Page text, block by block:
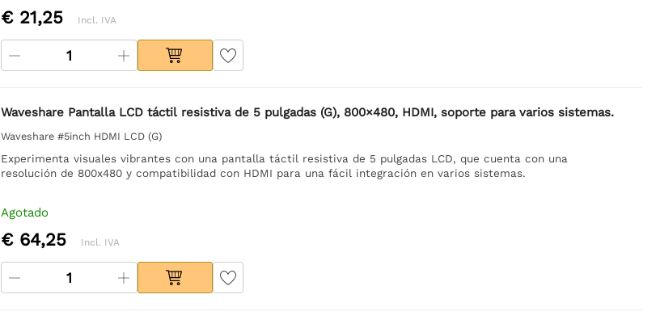
€ 21,25 Incl. IVA
Waveshare Pantalla LCD táctil resistiva de 5 pulgadas (G), 800×480, HDMI, soporte para varios sistemas.
Waveshare #5inch HDMI LCD (G)
Experimenta visuales vibrantes con una pantalla táctil resistiva de 5 pulgadas LCD, que cuenta con una
resolución de 800x480 y compatibilidad con HDMI para una fácil integración en varios sistemas.
Agotado
€ 64,25 Incl. IVA